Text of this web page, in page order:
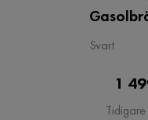
Svart
1